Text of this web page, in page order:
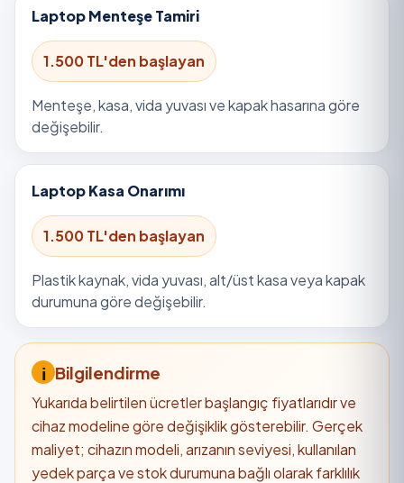
Laptop Menteşe Tamiri
1.500 TL'den başlayan
Menteşe, kasa, vida yuvası ve kapak hasarına göre
değişebilir.
Laptop Kasa Onarımı
1.500 TL'den başlayan
Plastik kaynak, vida yuvası, alt/üst kasa veya kapak
durumuna göre değişebilir.
Bilgilendirme
Yukarıda belirtilen ücretler başlangıç fiyatlarıdır ve
cihaz modeline göre değişiklik gösterebilir. Gerçek
maliyet; cihazın modeli, arızanın seviyesi, kullanılan
yedek parça ve stok durumuna bağlı olarak farklılık